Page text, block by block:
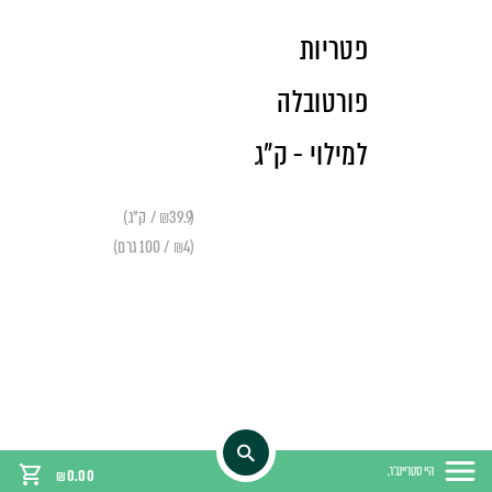
פטריות
פורטובלה
למילוי - ק"ג
(₪39.9 / ק"ג)
(₪4 / 100 גרם)
היי סטריינג'ר, ₪0.00